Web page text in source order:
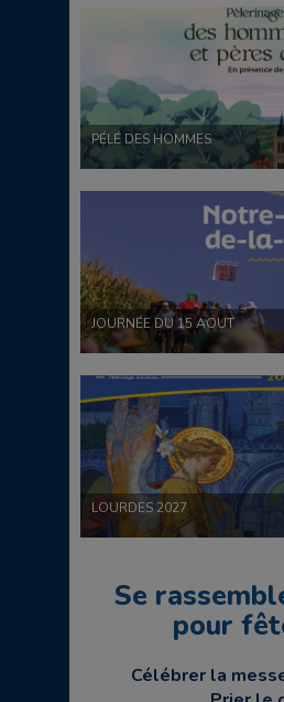
PÉLÉ DES HOMMES
JOURNÉE DU 15 AOUT
LOURDES 2027
Se
pour
Célébrer la